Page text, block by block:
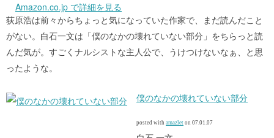
Amazon.co.jp で詳細を見る
荻原浩は前々からちょっと気になっていた作家で、まだ読んだこと
がない。白石一文は「僕のなかの壊れていない部分」をちらっと読
んだ気が。すごくナルシストな主人公で、うけつけないなぁ、と思
ったような。
僕のなかの壊れていない部分
posted with amazlet on 07.01.07